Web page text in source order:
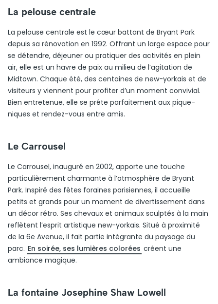
La pelouse centrale
La pelouse centrale est le cœur battant de Bryant Park
depuis sa rénovation en 1992. Offrant un large espace pour
se détendre, déjeuner ou pratiquer des activités en plein
air, elle est un havre de paix au milieu de l’agitation de
Midtown. Chaque été, des centaines de new-yorkais et de
visiteurs y viennent pour profiter d’un moment convivial.
Bien entretenue, elle se prête parfaitement aux pique-
niques et rendez-vous entre amis.
Le Carrousel
Le Carrousel, inauguré en 2002, apporte une touche
particulièrement charmante à l’atmosphère de Bryant
Park. Inspiré des fêtes foraines parisiennes, il accueille
petits et grands pour un moment de divertissement dans
un décor rétro. Ses chevaux et animaux sculptés à la main
reflètent l’esprit artistique new-yorkais. Situé à proximité
de la 6e Avenue, il fait partie intégrante du paysage du
parc. En soirée, ses lumières colorées créent une
ambiance magique.
La fontaine Josephine Shaw Lowell